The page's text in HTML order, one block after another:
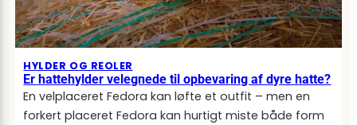
HYLDER OG REOLER
Er hattehylder velegnede til opbevaring af dyre hatte?
En velplaceret Fedora kan løfte et outfit – men en
forkert placeret Fedora kan hurtigt miste både form